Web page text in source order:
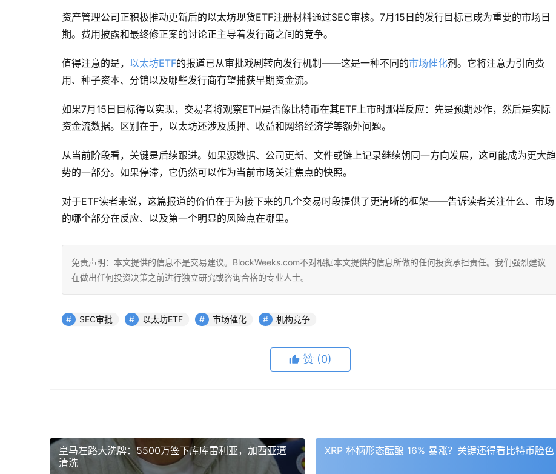
资产管理公司正积极推动更新后的以太坊现货ETF注册材料通过SEC审核。7月15日的发行目标已成为重要的市场日
期。费用披露和最终修正案的讨论正主导着发行商之间的竞争。
值得注意的是， 以太坊ETF的报道已从审批戏剧转向发行机制——这是一种不同的市场催化剂。它将注意力引向费
用、种子资本、分销以及哪些发行商有望捕获早期资金流。
如果7月15日目标得以实现，交易者将观察ETH是否像比特币在其ETF上市时那样反应：先是预期炒作，然后是实际
资金流数据。区别在于，以太坊还涉及质押、收益和网络经济学等额外问题。
从当前阶段看，关键是后续跟进。如果源数据、公司更新、文件或链上记录继续朝同一方向发展，这可能成为更大趋
势的一部分。如果停滞，它仍然可以作为当前市场关注焦点的快照。
对于ETF读者来说，这篇报道的价值在于为接下来的几个交易时段提供了更清晰的框架——告诉读者关注什么、市场
的哪个部分在反应、以及第一个明显的风险点在哪里。
免责声明：本文提供的信息不是交易建议。BlockWeeks.com不对根据本文提供的信息所做的任何投资承担责任。我们强烈建议
在做出任何投资决策之前进行独立研究或咨询合格的专业人士。
SEC审批 以太坊ETF 市场催化 机构竞争
赞 (0)
皇马左路大洗牌：5500万签下库库雷利亚，加西亚遭
清洗
XRP 杯柄形态酝酿 16% 暴涨？关键还得看比特币脸色